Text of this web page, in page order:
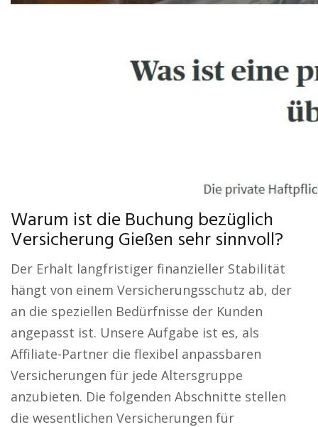
Warum ist die Buchung bezüglich
Versicherung Gießen sehr sinnvoll?
Der Erhalt langfristiger finanzieller Stabilität
hängt von einem Versicherungsschutz ab, der
an die speziellen Bedürfnisse der Kunden
angepasst ist. Unsere Aufgabe ist es, als
Affiliate-Partner die flexibel anpassbaren
Versicherungen für jede Altersgruppe
anzubieten. Die folgenden Abschnitte stellen
die wesentlichen Versicherungen für